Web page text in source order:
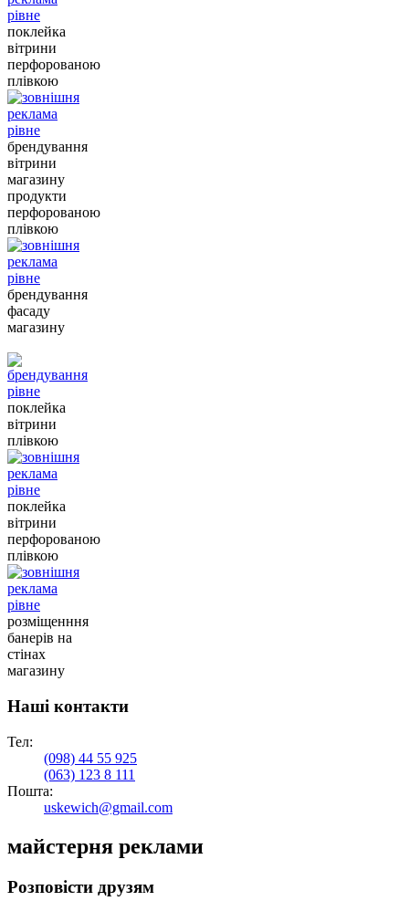
поклейка
вітрини
перфорованою
плівкою
брендування
вітрини
магазину
продукти
перфорованою
плівкою
брендування
фасаду
магазину
поклейка
вітрини
плівкою
поклейка
вітрини
перфорованою
плівкою
розміщенння
банерів на
стінах
магазину
Наші контакти
Тел:
(098) 44 55 925
(063) 123 8 111
Пошта:
uskewich@gmail.com
майстерня реклами
Розповісти друзям